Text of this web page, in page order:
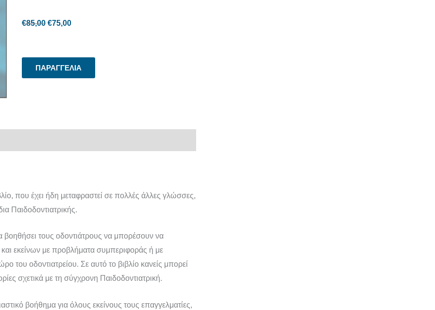
€85,00 €75,00
ΠΑΡΑΓΓΕΛΙΑ
που έχει ήδη μεταφραστεί σε πολλές άλλες γλώσσες,
Παιδοδοντιατρικής.
βοηθήσει τους οδοντιάτρους να μπορέσουν να
εκείνων με προβλήματα συμπεριφοράς ή με
του οδοντιατρείου. Σε αυτό το βιβλίο κανείς μπορεί
σχετικά με τη σύγχρονη Παιδοδοντιατρική.
βοήθημα για όλους εκείνους τους επαγγελματίες,